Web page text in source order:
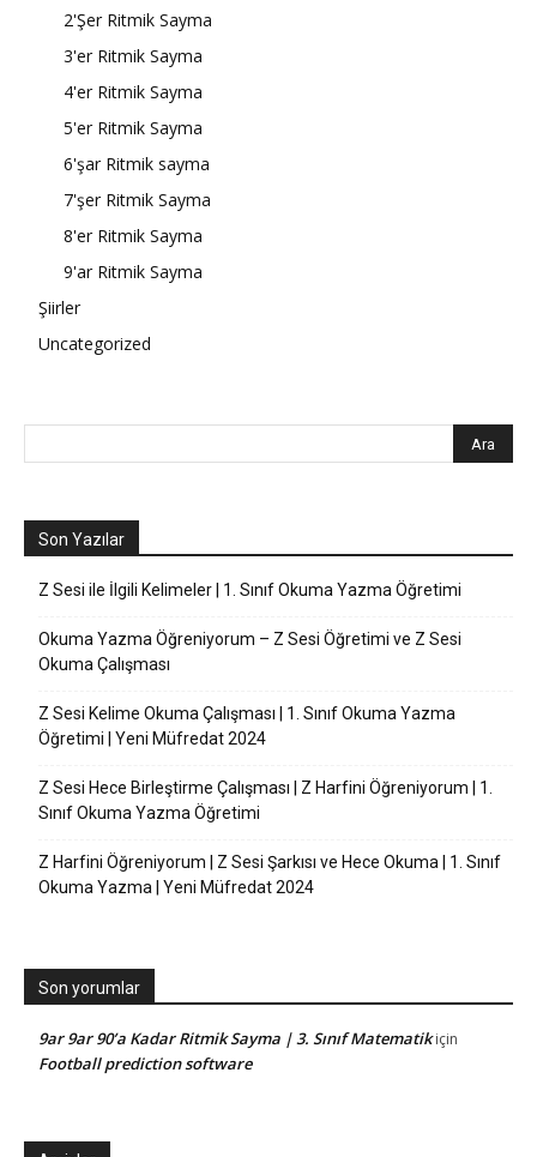
2'Şer Ritmik Sayma
3'er Ritmik Sayma
4'er Ritmik Sayma
5'er Ritmik Sayma
6'şar Ritmik sayma
7'şer Ritmik Sayma
8'er Ritmik Sayma
9'ar Ritmik Sayma
Şiirler
Uncategorized
Son Yazılar
Z Sesi ile İlgili Kelimeler | 1. Sınıf Okuma Yazma Öğretimi
Okuma Yazma Öğreniyorum – Z Sesi Öğretimi ve Z Sesi
Okuma Çalışması
Z Sesi Kelime Okuma Çalışması | 1. Sınıf Okuma Yazma
Öğretimi | Yeni Müfredat 2024
Z Sesi Hece Birleştirme Çalışması | Z Harfini Öğreniyorum | 1.
Sınıf Okuma Yazma Öğretimi
Z Harfini Öğreniyorum | Z Sesi Şarkısı ve Hece Okuma | 1. Sınıf
Okuma Yazma | Yeni Müfredat 2024
Son yorumlar
9ar 9ar 90’a Kadar Ritmik Sayma | 3. Sınıf Matematikiçin
Football prediction software